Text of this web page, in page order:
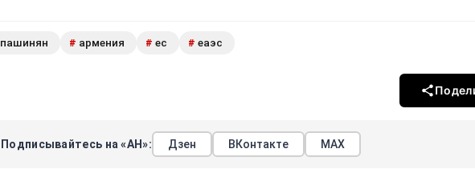
пашинян # армения # ес # еаэс
Подписывайтесь на «АН»: Дзен ВКонтакте МАХ